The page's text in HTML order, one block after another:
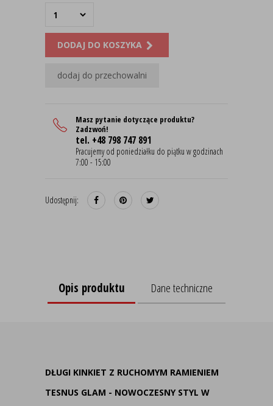
DODAJ DO KOSZYKA
dodaj do przechowalni
Masz pytanie dotyczące produktu?
Zadzwoń!
tel. +48 798 747 891
Pracujemy od poniedziałku do piątku w godzinach
7:00 - 15:00
Udostępnij:
Opis produktu Dane techniczne
DŁUGI KINKIET Z RUCHOMYM RAMIENIEM
TESNUS GLAM - NOWOCZESNY STYL W